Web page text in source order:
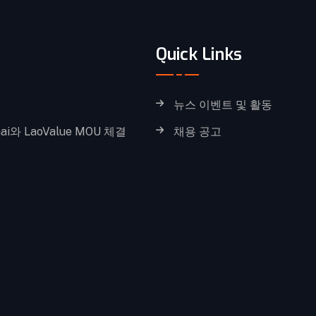
와 LaoValue MOU 체결
Quick Links
뉴스 이벤트 및 활동
채용 공고